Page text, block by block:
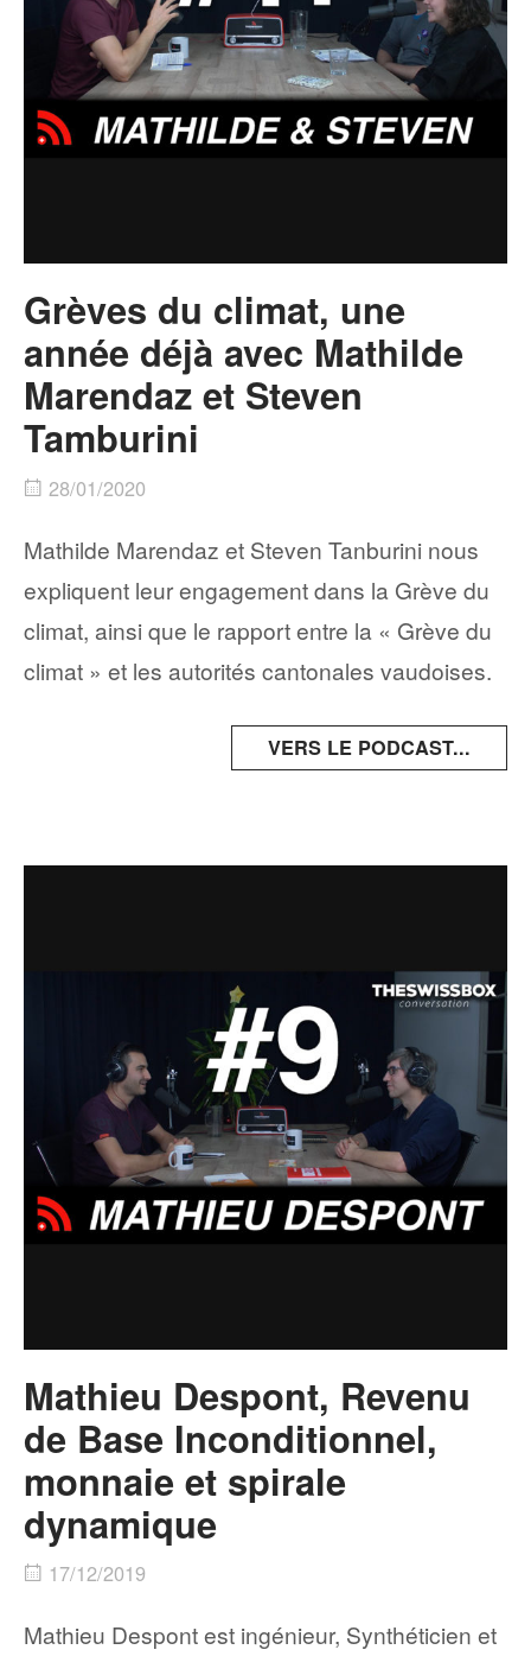
Grèves du climat, une
année déjà avec Mathilde
Marendaz et Steven
Tamburini
28/01/2020
Mathilde Marendaz et Steven Tanburini nous
expliquent leur engagement dans la Grève du
climat, ainsi que le rapport entre la « Grève du
climat » et les autorités cantonales vaudoises.
VERS LE PODCAST...
Mathieu Despont, Revenu
de Base Inconditionnel,
monnaie et spirale
dynamique
17/12/2019
Mathieu Despont est ingénieur, Synthéticien et